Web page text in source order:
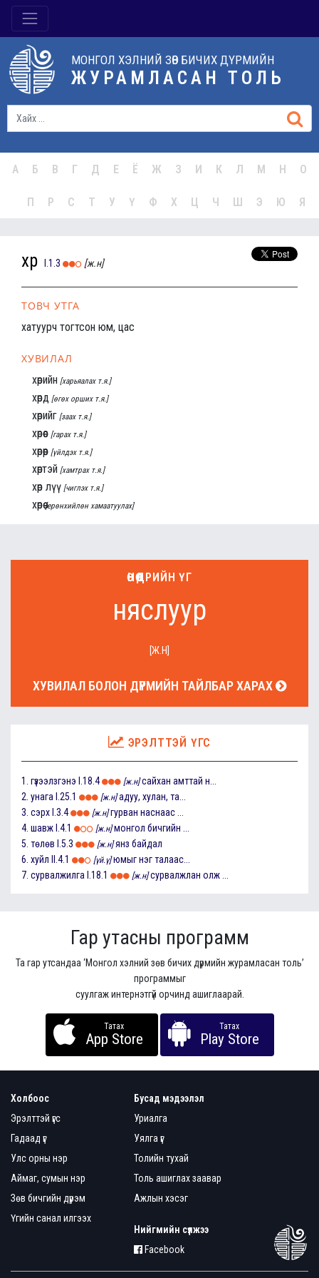
МОНГОЛ ХЭЛНИЙ ЗӨВ БИЧИХ ДҮРМИЙН
ЖУРАМЛАСАН ТОЛЬ
А Б В Г Д Е Ё Ж З И К Л М Н О
П Р С Т У Ү Ф Х Ц Ч Ш Э Ю Я
хөр I.1.3 [ж.н]
ТОВЧ УТГА
хатуурч тогтсон юм, цас
ХУВИЛАЛ
хөрийн [харьяалах т.я.]
хөрд [өгөх орших т.я.]
хөрийг [заах т.я.]
хөрөөс [гарах т.я.]
хөрөөр [үйлдэх т.я.]
хөртэй [хамтрах т.я.]
хөр лүү [чиглэх т.я.]
хөрөө [ерөнхийлөн хамаатуулах]
ӨНӨӨДРИЙН ҮГ
няслуур
[Ж.Н]
ХУВИЛАЛ БОЛОН ДҮРМИЙН ТАЙЛБАР ХАРАХ
ЭРЭЛТТЭЙ ҮГС
1. гүзээлзгэнэ I.18.4 [ж.н] сайхан амттай н...
2. унага I.25.1 [ж.н] адуу, хулан, та...
3. сэрх I.3.4 [ж.н] гурван наснаас ...
4. шавж I.4.1 [ж.н] монгол бичгийн ...
5. төлөв I.5.3 [ж.н] янз байдал
6. хуйл II.4.1 [үй.ү] юмыг нэг талаас...
7. сурвалжилга I.18.1 [ж.н] сурвалжлан олж ...
Гар утасны программ
Та гар утсандаа ‘Монгол хэлний зөв бичих дүрмийн журамласан толь’
программыг
суулгаж интернэтгүй орчинд ашиглаарай.
Татах
App Store
Татах
Play Store
Холбоос
Эрэлттэй үгс
Гадаад үг
Улс орны нэр
Аймаг, сумын нэр
Зөв бичгийн дүрэм
Үгийн санал илгээх
Бусад мэдээлэл
Уриалга
Уялга үг
Толийн тухай
Толь ашиглах заавар
Ажлын хэсэг
Нийгмийн сүлжээ
Facebook